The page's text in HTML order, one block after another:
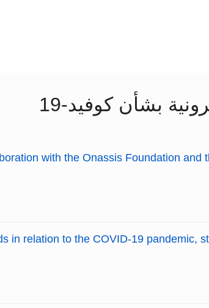
بشأن كوفيد-19
with the Onassis Foundation and
in relation to the COVID-19 pandemic,